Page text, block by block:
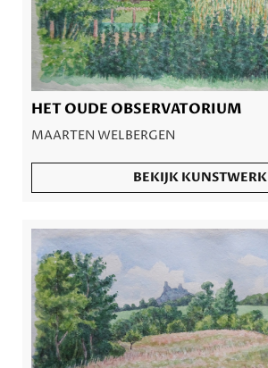
HET OUDE OBSERVATORIUM
MAARTEN WELBERGEN
BEKIJK KUNSTWERK